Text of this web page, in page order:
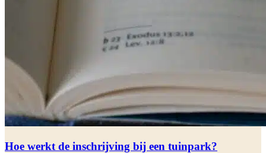
Hoe werkt de inschrijving bij een tuinpark?